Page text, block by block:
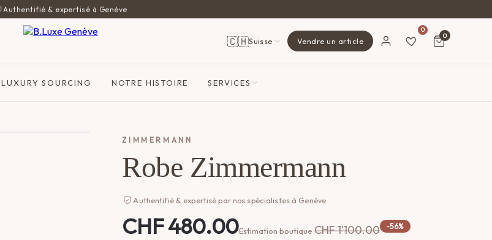
Authentifié & expertisé à Genève
🇨🇭Suisse Vendre un article
0
0
LUXURY SOURCING NOTRE HISTOIRE SERVICES
ZIMMERMANN
Robe Zimmermann
Authentifié & expertisé par nos spécialistes à Genève
CHF480.00Estimation boutique CHF1'100.00 -56%